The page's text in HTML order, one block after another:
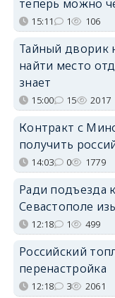
теперь можно
15:11 1 106
Тайный дворик
найти место
знает
15:00 15 2017
Контракт с
получить
14:03 0 1779
Ради подъезда
Севастополе
12:18 1 499
Российский
перенастройка
12:18 3 2061